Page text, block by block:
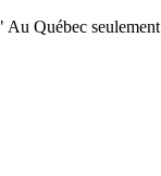
Québec seulement